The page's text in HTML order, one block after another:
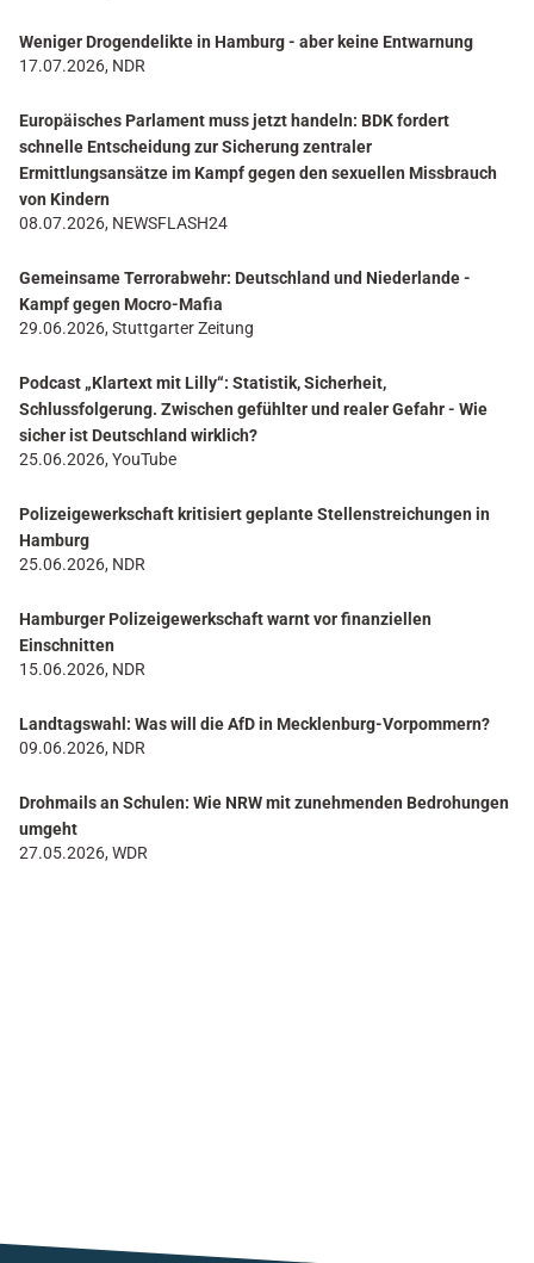
Weniger Drogendelikte in Hamburg - aber keine Entwarnung
17.07.2026, NDR
Europäisches Parlament muss jetzt handeln: BDK fordert
schnelle Entscheidung zur Sicherung zentraler
Ermittlungsansätze im Kampf gegen den sexuellen Missbrauch
von Kindern
08.07.2026, NEWSFLASH24
Gemeinsame Terrorabwehr: Deutschland und Niederlande -
Kampf gegen Mocro-Mafia
29.06.2026, Stuttgarter Zeitung
Podcast „Klartext mit Lilly“: Statistik, Sicherheit,
Schlussfolgerung. Zwischen gefühlter und realer Gefahr - Wie
sicher ist Deutschland wirklich?
25.06.2026, YouTube
Polizeigewerkschaft kritisiert geplante Stellenstreichungen in
Hamburg
25.06.2026, NDR
Hamburger Polizeigewerkschaft warnt vor finanziellen
Einschnitten
15.06.2026, NDR
Landtagswahl: Was will die AfD in Mecklenburg-Vorpommern?
09.06.2026, NDR
Drohmails an Schulen: Wie NRW mit zunehmenden Bedrohungen
umgeht
27.05.2026, WDR